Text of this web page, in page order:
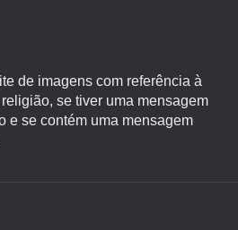
de imagens com referência à
se tiver uma mensagem
e se contém uma mensagem